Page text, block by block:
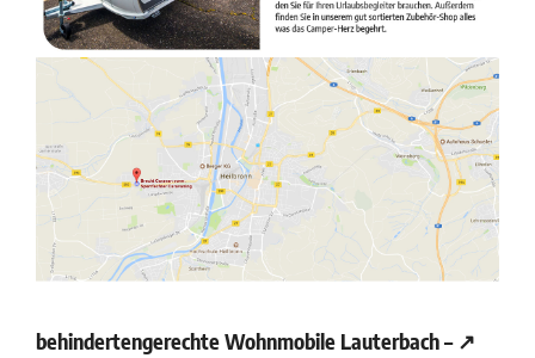
behindertengerechte Wohnmobile Lauterbach – ↗️